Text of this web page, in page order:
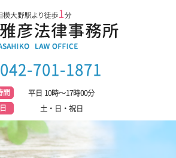
042-701-1871
間
平日 10時～17時00分
土・日・祝日